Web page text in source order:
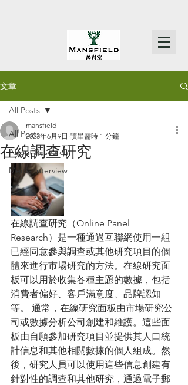
文章
All Posts
About Research
Media Interview
All Posts
在線調查研究
mansfield
2023年6月9日 讀畢需時 1 分鐘
在線調查研究（Online Panel
Research）是一種通過互聯網使用一組
已經同意參與調查或其他研究項目的個
體來進行市場研究的方法。在線研究面
板可以用於收集各種主題的數據，包括
消費者偏好、客戶滿意度、品牌認知
等。 通常，在線研究面板由市場研究公
司或數據分析公司創建和維護。這些面
板由自願參加研究項目並提供其人口統
計信息和其他相關數據的個人組成。然
後，研究人員可以使用這些信息創建有
針對性的調查和其他研究，通過電子郵